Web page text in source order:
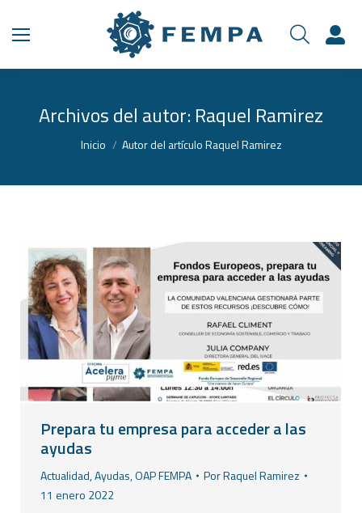
Archivos del autor: Raquel Ramirez
Estás aquí:
Inicio Autor del artículo Raquel Ramirez
Prepara tu empresa para acceder a las
ayudas
Actualidad,Ayudas,OAP FEMPA PorRaquel Ramirez
11 enero 2022